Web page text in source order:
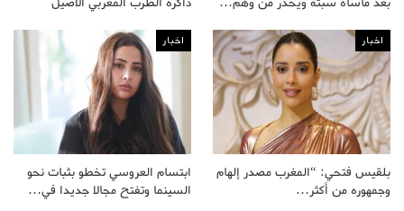
اخبار
بلقيس فتحي: “المغرب مصدر إلهام
وجمهوره من أكثر…
اخبار
ابتسام العروسي تخطو بثبات نحو
السينما وتفتح مجالا جديدا في…